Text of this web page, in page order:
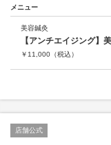
メニュー
美容鍼灸
【アンチエイジング】
￥ 11,000 （税込）
店舗公式